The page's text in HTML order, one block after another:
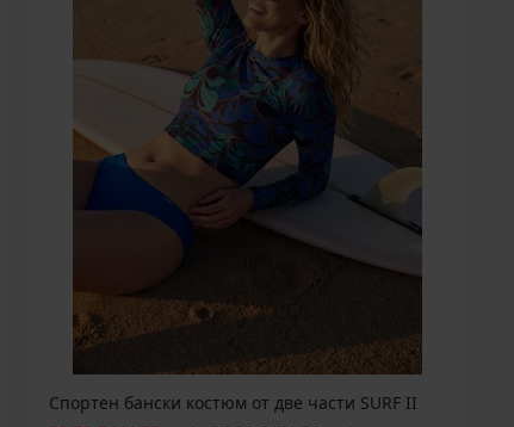
Спортен бански костюм от две части SURF II